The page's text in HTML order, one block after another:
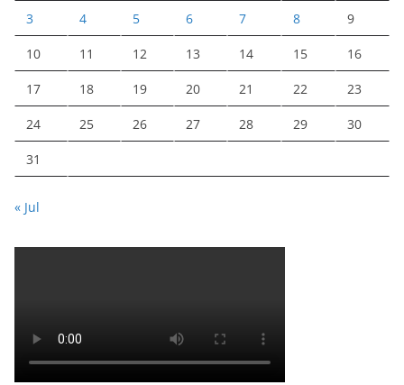
3 4 5 6 7 8 9
10 11 12 13 14 15 16
17 18 19 20 21 22 23
24 25 26 27 28 29 30
31
« Jul